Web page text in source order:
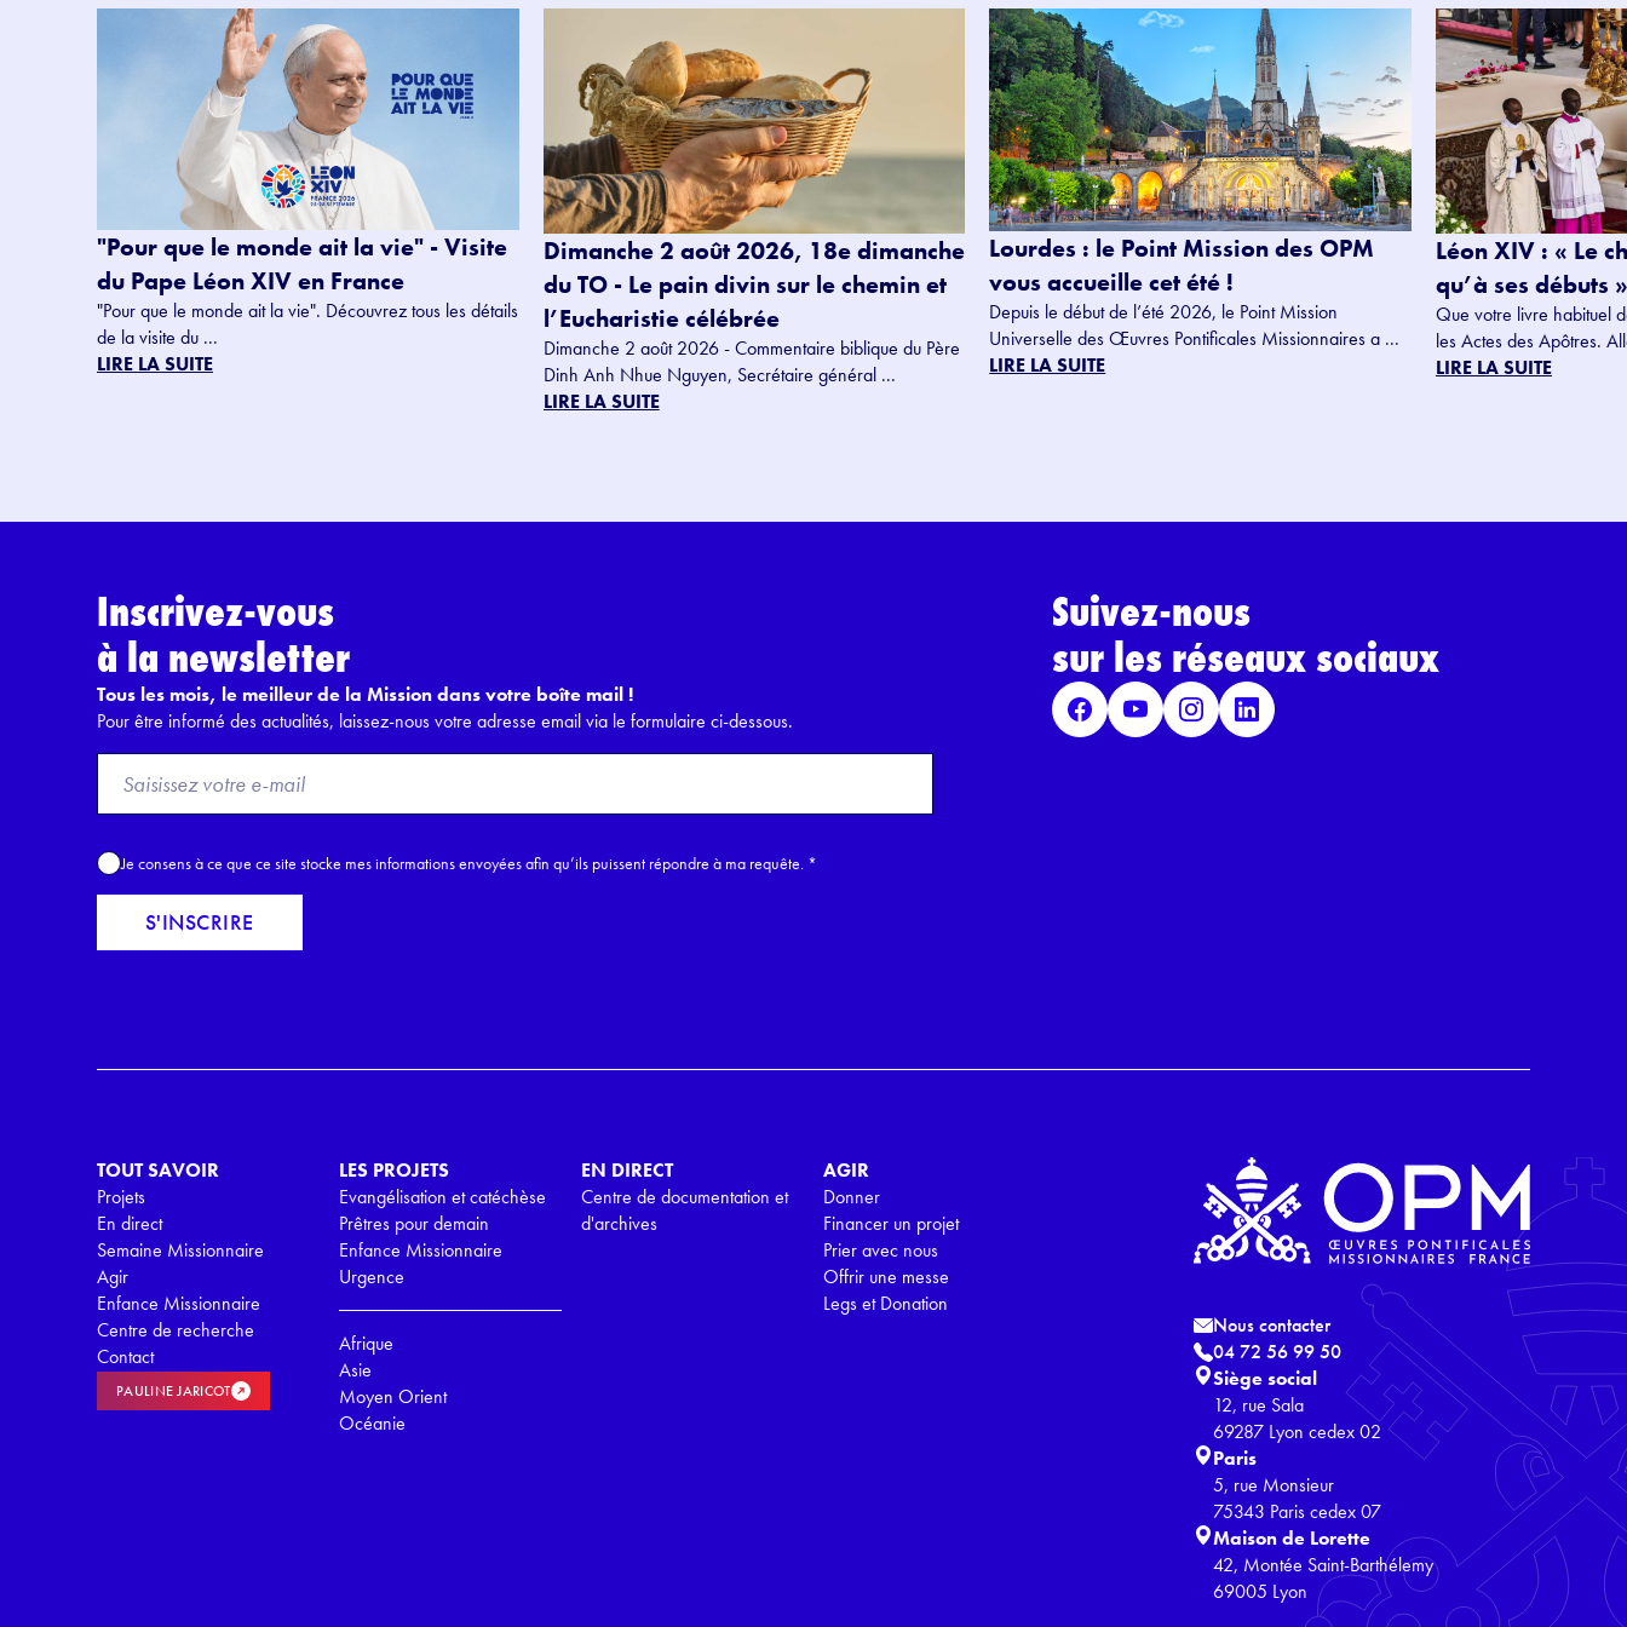
"Pour que le monde ait la vie" - Visite
du Pape Léon XIV en France
"Pour que le monde ait la vie". Découvrez tous les détails
de la visite du ...
LIRE LA SUITE
Dimanche 2 août 2026, 18e dimanche
du TO - Le pain divin sur le chemin et
l’Eucharistie célébrée
Dimanche 2 août 2026 - Commentaire biblique du Père
Dinh Anh Nhue Nguyen, Secrétaire général ...
LIRE LA SUITE
Lourdes : le Point Mission des OPM
vous accueille cet été !
Depuis le début de l’été 2026, le Point Mission
Universelle des Œuvres Pontificales Missionnaires a ...
LIRE LA SUITE
Léon XIV : « Le
qu’à ses débuts
Que votre livre habituel
les Actes des Apôtres.
LIRE LA SUITE
Inscrivez-vous
à la newsletter
Tous les mois, le meilleur de la Mission dans votre boîte mail !
Pour être informé des actualités, laissez-nous votre adresse email via le formulaire ci-dessous.
o
E
m
i
A
c
P
Je consens à ce que ce site stocke mes informations envoyées afin qu’ils puissent répondre à ma requête. *
S'INSCRIRE
Suivez-nous
sur les réseaux sociaux
TOUT SAVOIR
Projets
En direct
Semaine Missionnaire
Agir
Enfance Missionnaire
Centre de recherche
Contact
PAULINE JARICOT
LES PROJETS
Evangélisation et catéchèse
Prêtres pour demain
Enfance Missionnaire
Urgence
Afrique
Asie
Moyen Orient
Océanie
EN DIRECT
Centre de documentation et
d'archives
AGIR
Donner
Financer un projet
Prier avec nous
Offrir une messe
Legs et Donation
Nous contacter
04 72 56 99 50
Siège social
12, rue Sala
69287 Lyon cedex 02
Paris
5, rue Monsieur
75343 Paris cedex 07
Maison de Lorette
42, Montée Saint-Barthélemy
69005 Lyon